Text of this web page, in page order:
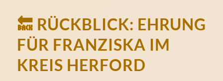
🔙 RÜCKBLICK: EHRUNG
FÜR FRANZISKA IM
KREIS HERFORD